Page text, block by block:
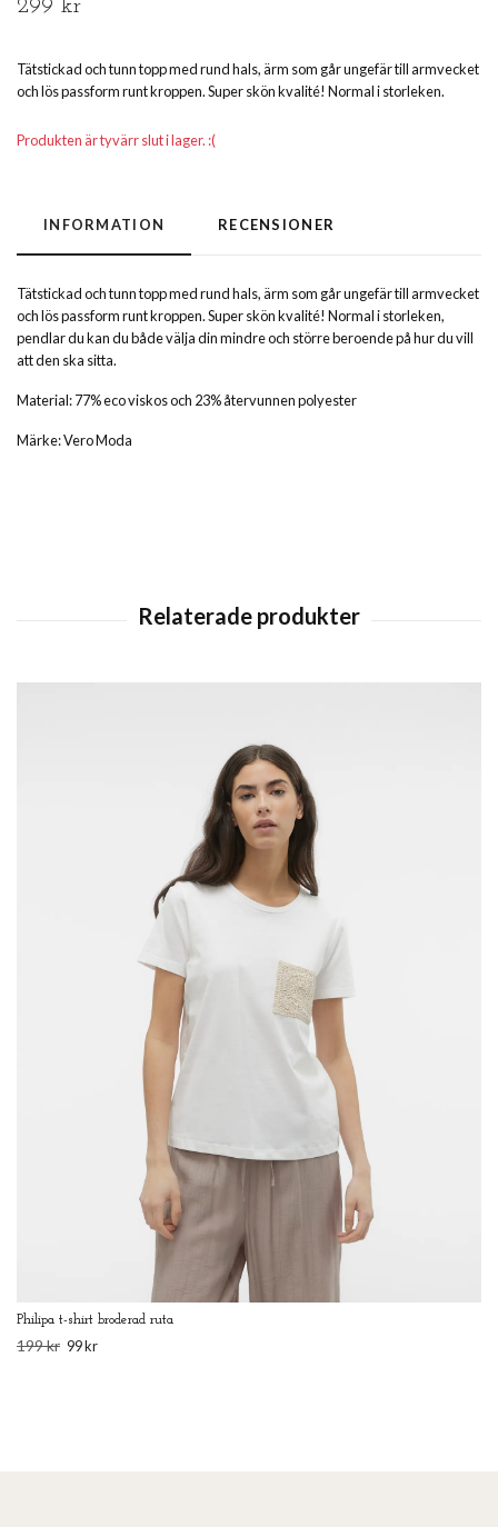
299 kr
Tätstickad och tunn topp med rund hals, ärm som går ungefär till armvecket
och lös passform runt kroppen. Super skön kvalité! Normal i storleken.
Produkten är tyvärr slut i lager. :(
INFORMATION RECENSIONER
Tätstickad och tunn topp med rund hals, ärm som går ungefär till armvecket
och lös passform runt kroppen. Super skön kvalité! Normal i storleken,
pendlar du kan du både välja din mindre och större beroende på hur du vill
att den ska sitta.
Material: 77% eco viskos och 23% återvunnen polyester
Märke: Vero Moda
Philipa t-shirt broderad ruta
199 kr 99 kr